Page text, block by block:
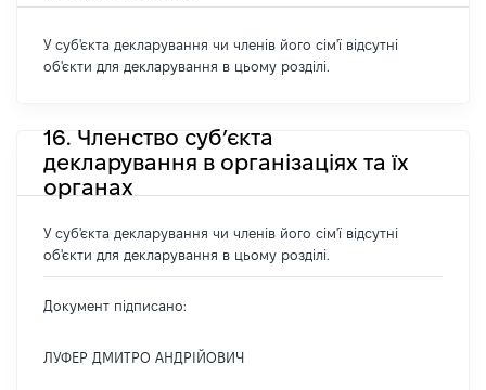
У суб'єкта декларування чи членів його сім'ї відсутні
об'єкти для декларування в цьому розділі.
16. Членство суб’єкта
декларування в організаціях та їх
органах
У суб'єкта декларування чи членів його сім'ї відсутні
об'єкти для декларування в цьому розділі.
Документ підписано:
ЛУФЕР ДМИТРО АНДРІЙОВИЧ